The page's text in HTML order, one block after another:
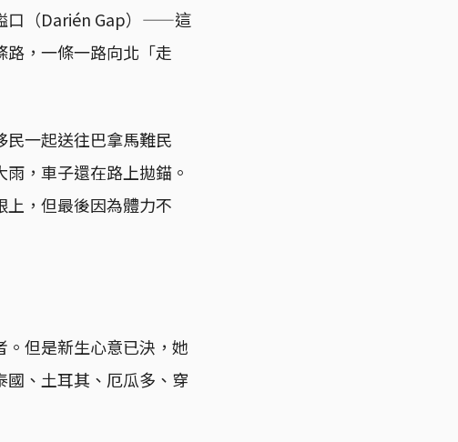
口（Darién Gap）——這
，一條一路向北「走
一起送往巴拿馬難民
，車子還在路上拋錨。
，但最後因為體力不
但是新生心意已決，她
、土耳其、厄瓜多、穿